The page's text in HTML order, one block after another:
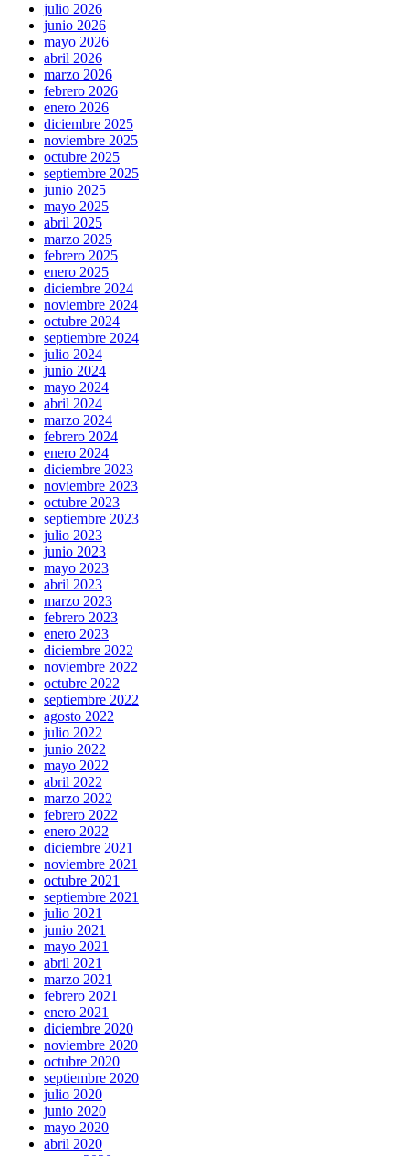
julio 2026
junio 2026
mayo 2026
abril 2026
marzo 2026
febrero 2026
enero 2026
diciembre 2025
noviembre 2025
octubre 2025
septiembre 2025
junio 2025
mayo 2025
abril 2025
marzo 2025
febrero 2025
enero 2025
diciembre 2024
noviembre 2024
octubre 2024
septiembre 2024
julio 2024
junio 2024
mayo 2024
abril 2024
marzo 2024
febrero 2024
enero 2024
diciembre 2023
noviembre 2023
octubre 2023
septiembre 2023
julio 2023
junio 2023
mayo 2023
abril 2023
marzo 2023
febrero 2023
enero 2023
diciembre 2022
noviembre 2022
octubre 2022
septiembre 2022
agosto 2022
julio 2022
junio 2022
mayo 2022
abril 2022
marzo 2022
febrero 2022
enero 2022
diciembre 2021
noviembre 2021
octubre 2021
septiembre 2021
julio 2021
junio 2021
mayo 2021
abril 2021
marzo 2021
febrero 2021
enero 2021
diciembre 2020
noviembre 2020
octubre 2020
septiembre 2020
julio 2020
junio 2020
mayo 2020
abril 2020